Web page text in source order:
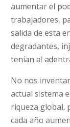
aumentar el
trabajadores,
salida de esta
degradantes,
tenían al
No nos
actual sistema
riqueza global,
cada año